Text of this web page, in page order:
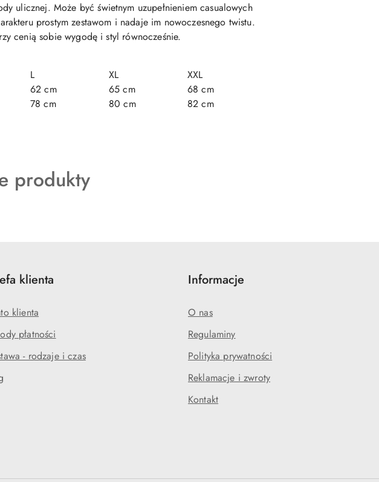
ulicznej. Może być świetnym uzupełnieniem casualowych
prostym zestawom i nadaje im nowoczesnego twistu.
cenią sobie wygodę i styl równocześnie.
L XL
XXL
62 cm 65 cm
68 cm
78 cm 80 cm 82 cm
produkty
klienta
klienta
płatności
- rodzaje i czas
Informacje
O nas
Regulaminy
Polityka prywatności
Reklamacje i zwroty
Kontakt